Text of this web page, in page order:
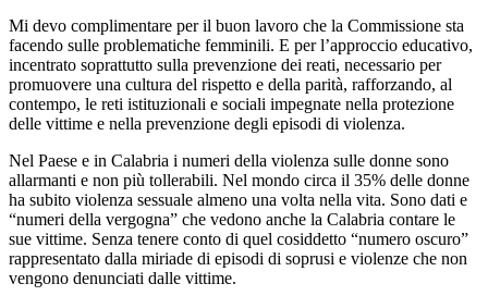
Mi devo complimentare per il buon lavoro che la Commissione sta
facendo sulle problematiche femminili. E per l’approccio educativo,
incentrato soprattutto sulla prevenzione dei reati, necessario per
promuovere una cultura del rispetto e della parità, rafforzando, al
contempo, le reti istituzionali e sociali impegnate nella protezione
delle vittime e nella prevenzione degli episodi di violenza.
Nel Paese e in Calabria i numeri della violenza sulle donne sono
allarmanti e non più tollerabili. Nel mondo circa il 35% delle donne
ha subito violenza sessuale almeno una volta nella vita. Sono dati e
“numeri della vergogna” che vedono anche la Calabria contare le
sue vittime. Senza tenere conto di quel cosiddetto “numero oscuro”
rappresentato dalla miriade di episodi di soprusi e violenze che non
vengono denunciati dalle vittime.